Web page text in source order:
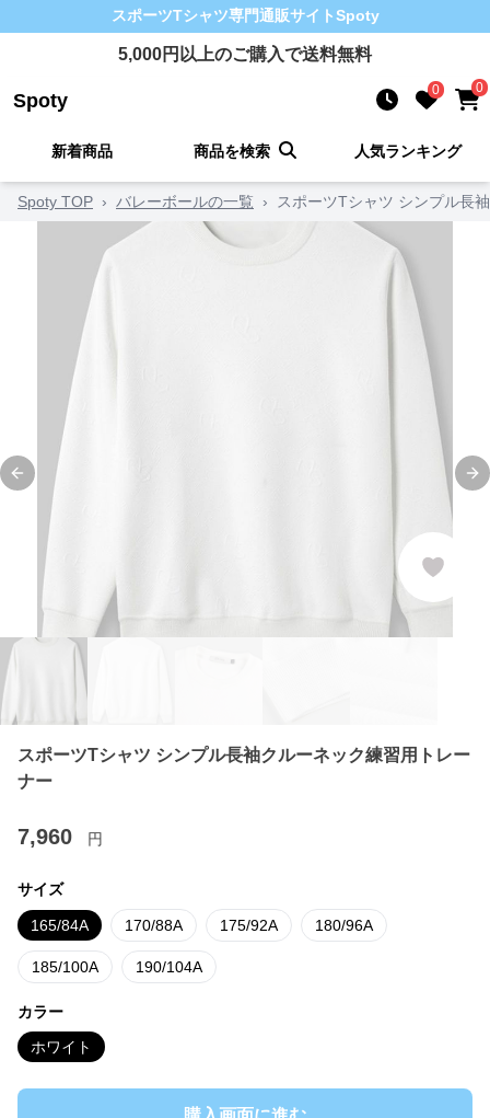
スポーツTシャツ専門通販サイトSpoty
5,000円以上のご購入で送料無料
Spoty 0 0
新着商品 商品を検索 人気ランキング
Spoty TOP › バレーボールの一覧 › スポーツTシャツ シンプル長
Previous slide
スポーツTシャツ シンプル長袖クルーネック練習用トレー
ナー
7,960 円
サイズ
165/84A 170/88A 175/92A 180/96A
185/100A 190/104A
カラー
ホワイト